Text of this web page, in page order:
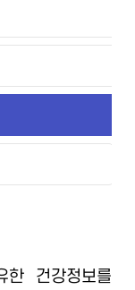
한 건강정보를